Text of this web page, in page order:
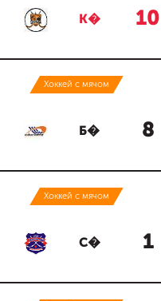
К� 10
Хоккей с мячом
Б� 8
Хоккей с мячом
С� 1